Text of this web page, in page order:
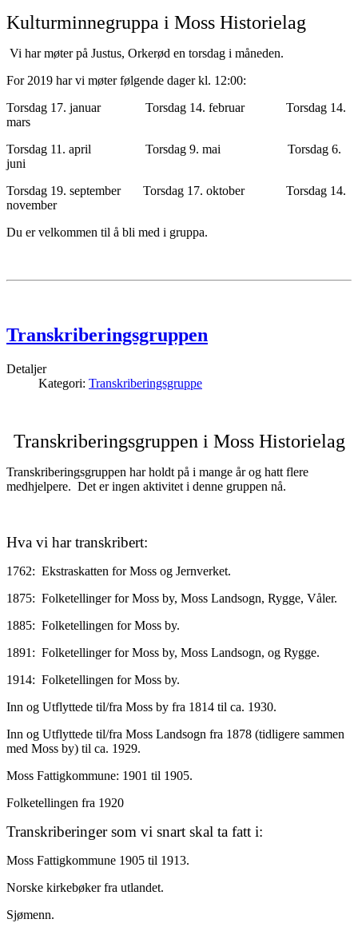
Kulturminnegruppa i Moss Historielag
Vi har møter på Justus, Orkerød en torsdag i måneden.
For 2019 har vi møter følgende dager kl. 12:00:
Torsdag 17. januar Torsdag 14. februar Torsdag 14.
mars
Torsdag 11. april Torsdag 9. mai Torsdag 6.
juni
Torsdag 19. september Torsdag 17. oktober Torsdag 14.
november
Du er velkommen til å bli med i gruppa.
Transkriberingsgruppen
Detaljer
Kategori: Transkriberingsgruppe
Transkriberingsgruppen i Moss Historielag
Transkriberingsgruppen har holdt på i mange år og hatt flere
medhjelpere. Det er ingen aktivitet i denne gruppen nå.
Hva vi har transkribert:
1762: Ekstraskatten for Moss og Jernverket.
1875: Folketellinger for Moss by, Moss Landsogn, Rygge, Våler.
1885: Folketellingen for Moss by.
1891: Folketellinger for Moss by, Moss Landsogn, og Rygge.
1914: Folketellingen for Moss by.
Inn og Utflyttede til/fra Moss by fra 1814 til ca. 1930.
Inn og Utflyttede til/fra Moss Landsogn fra 1878 (tidligere sammen
med Moss by) til ca. 1929.
Moss Fattigkommune: 1901 til 1905.
Folketellingen fra 1920
Transkriberinger som vi snart skal ta fatt i:
Moss Fattigkommune 1905 til 1913.
Norske kirkebøker fra utlandet.
Sjømenn.